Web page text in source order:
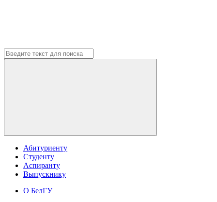
Абитуриенту
Студенту
Аспиранту
Выпускнику
О БелГУ